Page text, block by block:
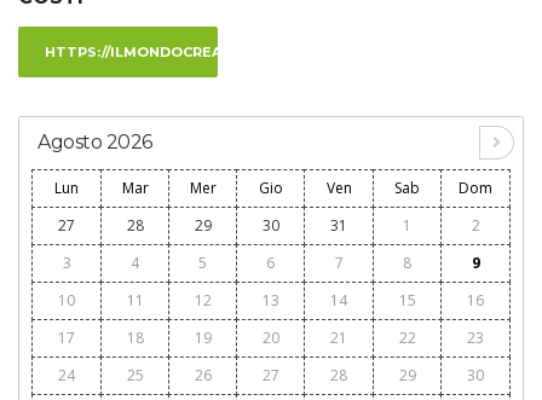
HTTPS://ILMONDOCREATIVO.IT/
Agosto 2026
Lun Mar Mer Gio Ven Sab
Dom
27
28 29 30 31 1
2
3
4 5 6 7 8
9
10
11 12 13 14 15
16
17
18 19 20 21 22
23
24
25 26 27 28 29
30